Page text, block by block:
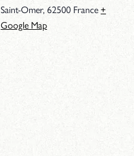
Saint-Omer, 62500 France +
Google Map